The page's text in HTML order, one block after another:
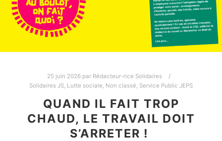
25 juin 2026par Rédacteur-rice Solidaires
Solidaires JS, Lutte sociale, Non classé, Service Public JEPS
QUAND IL FAIT TROP
CHAUD, LE TRAVAIL DOIT
S’ARRETER !